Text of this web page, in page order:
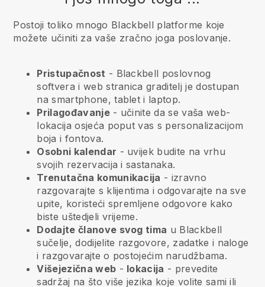
Postoji toliko mnogo Blackbell platforme koje
možete učiniti za vaše zračno joga poslovanje.
Pristupačnost - Blackbell poslovnog
softvera i web stranica graditelj je dostupan
na smartphone, tablet i laptop.
Prilagođavanje- učinite da se vaša web-
lokacija osjeća poput vas s personalizacijom
boja i fontova.
Osobni kalendar - uvijek budite na vrhu
svojih rezervacija i sastanaka.
Trenutačna komunikacija - izravno
razgovarajte s klijentima i odgovarajte na sve
upite, koristeći spremljene odgovore kako
biste uštedjeli vrijeme.
Dodajte članove svog tima u Blackbell
sučelje, dodijelite razgovore, zadatke i naloge
i razgovarajte o postojećim narudžbama.
Višejezična web - lokacija - prevedite
sadržaj na što više jezika koje volite sami ili